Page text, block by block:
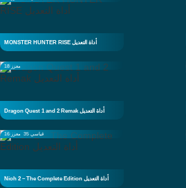
MONSTER HUNTER RISE أداة التعديل
معزز 18
Dragon Quest 1 and 2 Remak أداة التعديل
قياسي 35 معزز 16
Nioh 2 – The Complete Edition أداة التعديل